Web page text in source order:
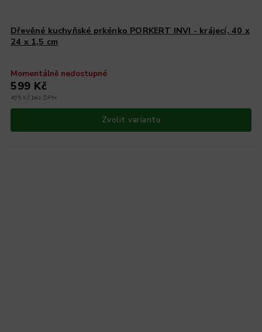
Dřevěné kuchyňské prkénko PORKERT INVI - krájecí, 40 x
24 x 1,5 cm
Momentálně nedostupné
495 Kč bez DPH
599 Kč
Zvolit variantu